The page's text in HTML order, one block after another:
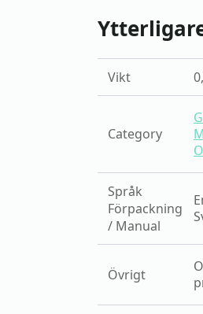
Vikt
Category
Språk
Förpackning
/ Manual
Övrigt